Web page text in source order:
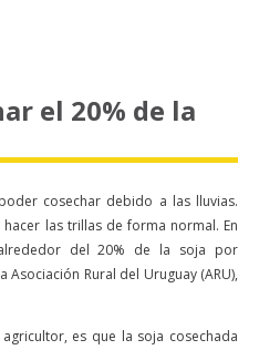
el 20% de la
cosechar debido a las lluvias.
las trillas de forma normal. En
del 20% de la soja por
Rural del Uruguay (ARU),
es que la soja cosechada